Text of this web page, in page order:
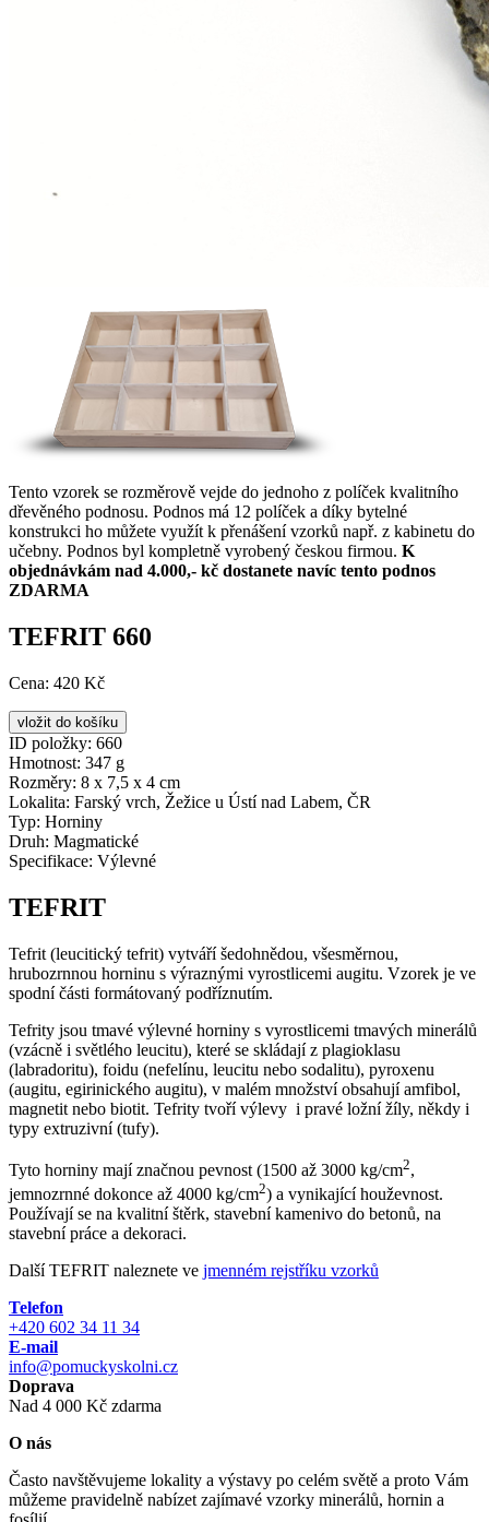
Tento vzorek se rozměrově vejde do jednoho z políček kvalitního
dřevěného podnosu. Podnos má 12 políček a díky bytelné
konstrukci ho můžete využít k přenášení vzorků např. z kabinetu do
učebny. Podnos byl kompletně vyrobený českou firmou. K
objednávkám nad 4.000,- kč dostanete navíc tento podnos
ZDARMA
TEFRIT 660
Cena: 420 Kč
ID položky: 660
Hmotnost: 347 g
Rozměry: 8 x 7,5 x 4 cm
Lokalita: Farský vrch, Žežice u Ústí nad Labem, ČR
Typ: Horniny
Druh: Magmatické
Specifikace: Výlevné
TEFRIT
Tefrit (leucitický tefrit) vytváří šedohnědou, všesměrnou,
hrubozrnnou horninu s výraznými vyrostlicemi augitu. Vzorek je ve
spodní části formátovaný podříznutím.
Tefrity jsou tmavé výlevné horniny s vyrostlicemi tmavých minerálů
(vzácně i světlého leucitu), které se skládají z plagioklasu
(labradoritu), foidu (nefelínu, leucitu nebo sodalitu), pyroxenu
(augitu, egirinického augitu), v malém množství obsahují amfibol,
magnetit nebo biotit. Tefrity tvoří výlevy i pravé ložní žíly, někdy i
typy extruzivní (tufy).
Tyto horniny mají značnou pevnost (1500 až 3000 kg/cm2,
jemnozrnné dokonce až 4000 kg/cm2) a vynikající houževnost.
Používají se na kvalitní štěrk, stavební kamenivo do betonů, na
stavební práce a dekoraci.
Další TEFRIT naleznete ve jmenném rejstříku vzorků
Telefon
+420 602 34 11 34
E-mail
info@pomuckyskolni.cz
Doprava
Nad 4 000 Kč zdarma
O nás
Často navštěvujeme lokality a výstavy po celém světě a proto Vám
můžeme pravidelně nabízet zajímavé vzorky minerálů, hornin a